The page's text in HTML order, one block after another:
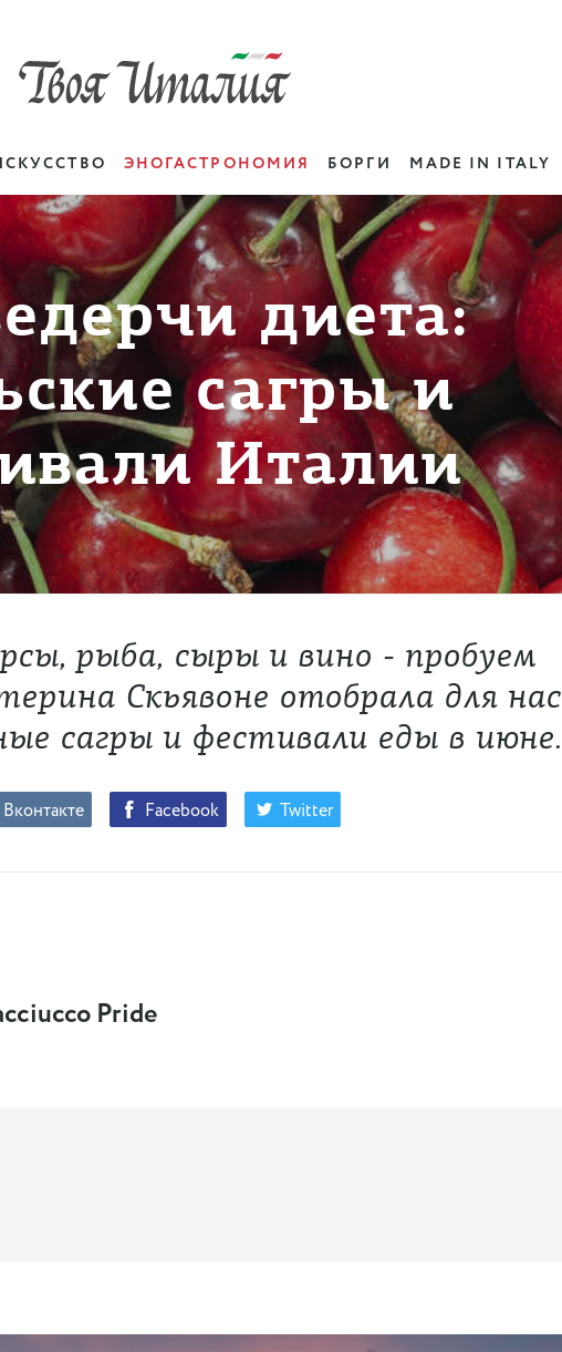
ЭНОГАСТРОНОМИЯ БОРГИ MADE IN ITALY
диета:
сагры и
Италии
рыба, сыры и вино ‒ пробуем
Скьявоне отобрала для нас
сагры и фестивали еды в июне.
Вконтакте Facebook Twitter
Pride